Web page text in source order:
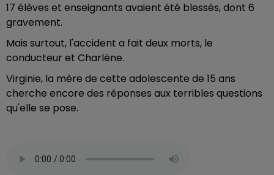
17 élèves et enseignants avaient été blessés, dont 6
gravement.
Mais surtout, l'accident a fait deux morts, le
conducteur et Charlène.
Virginie, la mère de cette adolescente de 15 ans
cherche encore des réponses aux terribles questions
qu'elle se pose.